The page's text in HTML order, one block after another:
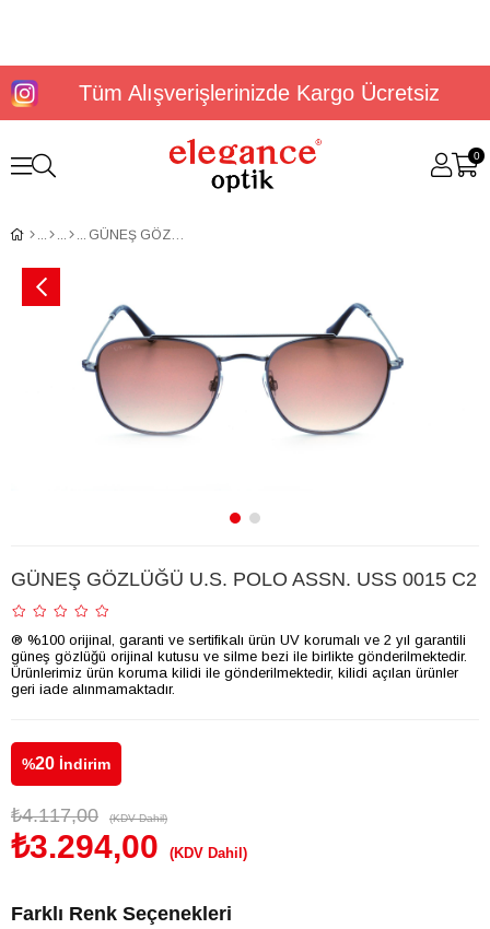
Tüm Alışverişlerinizde Kargo Ücretsiz
0
GÜNEŞ GÖZLÜĞÜ U.S. POLO ASSN. USS 0015 C2
GÜNEŞ GÖZLÜĞÜ U.S. POLO ASSN. USS 0015 C2
® %100 orijinal, garanti ve sertifikalı ürün UV korumalı ve 2 yıl garantili
güneş gözlüğü orijinal kutusu ve silme bezi ile birlikte gönderilmektedir.
Ürünlerimiz ürün koruma kilidi ile gönderilmektedir, kilidi açılan ürünler
geri iade alınmamaktadır.
%20 İndirim
₺4.117,00 (KDV Dahil)
₺3.294,00 (KDV Dahil)
Farklı Renk Seçenekleri